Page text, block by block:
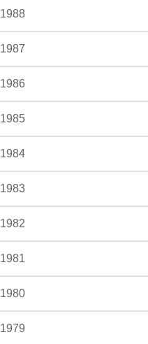
1988
1987
1986
1985
1984
1983
1982
1981
1980
1979